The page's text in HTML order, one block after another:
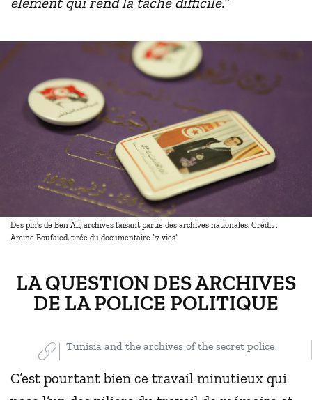
Des pin’s de Ben Ali, archives faisant partie des archives nationales. Crédit :
Amine Boufaied, tirée du documentaire “7 vies”
LA QUESTION DES ARCHIVES
DE LA POLICE POLITIQUE
Tunisia and the archives of the secret police
C’est pourtant bien ce travail minutieux qui